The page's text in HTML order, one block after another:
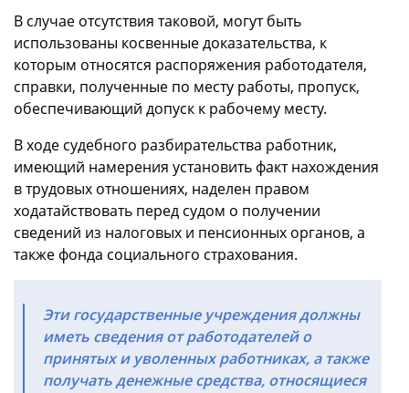
В случае отсутствия таковой, могут быть
использованы косвенные доказательства, к
которым относятся распоряжения работодателя,
справки, полученные по месту работы, пропуск,
обеспечивающий допуск к рабочему месту.
В ходе судебного разбирательства работник,
имеющий намерения установить факт нахождения
в трудовых отношениях, наделен правом
ходатайствовать перед судом о получении
сведений из налоговых и пенсионных органов, а
также фонда социального страхования.
Эти государственные учреждения должны
иметь сведения от работодателей о
принятых и уволенных работниках, а также
получать денежные средства, относящиеся